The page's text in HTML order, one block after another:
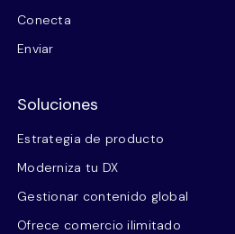
Conecta
Enviar
Soluciones
Estrategia de producto
Moderniza tu DX
Gestionar contenido global
Ofrece comercio ilimitado